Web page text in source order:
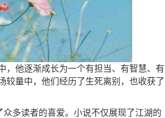
，他逐渐成长为一个有担当、有智慧、有
较量中，他们经历了生死离别，也收获了
多读者的喜爱。小说不仅展现了江湖的